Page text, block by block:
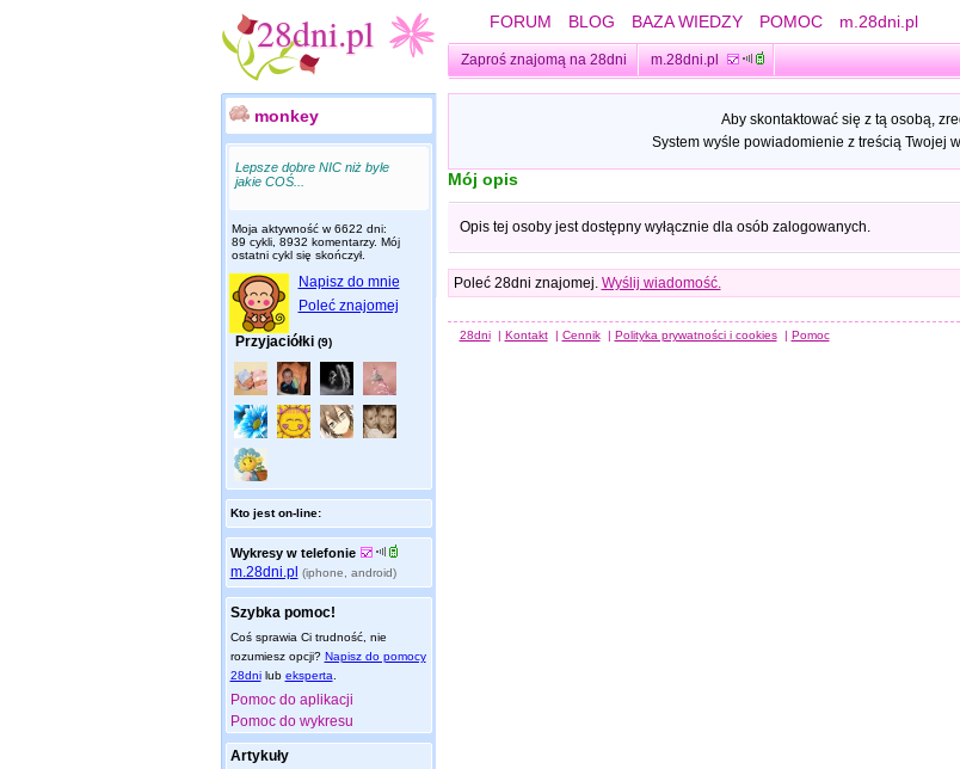
FORUM BLOG BAZA WIEDZY POMOC m.28dni.pl
Zaproś znajomą na 28dni m.28dni.pl
monkey
Lepsze dobre NIC niż byle
jakie COŚ...
Moja aktywność w 6622 dni:
89 cykli, 8932 komentarzy. Mój
ostatni cykl się skończył.
Napisz do mnie
Poleć znajomej
Przyjaciółki (9)
Kto jest on-line:
Wykresy w telefonie
m.28dni.pl (iphone, android)
Szybka pomoc!
Coś sprawia Ci trudność, nie
rozumiesz opcji? Napisz do pomocy
28dnilub eksperta
Pomoc do aplikacji
Pomoc do wykresu
Artykuły
Aby skontaktować się z tą osobą,
System wyśle powiadomienie z treścią Twojej
Mój opis
Opis tej osoby jest dostępny wyłącznie dla osób zalogowanych.
Poleć 28dni znajomej. Wyślij wiadomość.
28dni | Kontakt | Cennik | Polityka prywatności i cookies | Pomoc